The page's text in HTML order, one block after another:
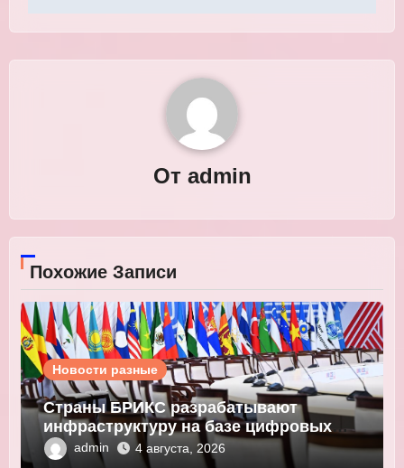
От admin
Похожие Записи
Новости разные
Страны БРИКС разрабатывают
инфраструктуру на базе цифровых
валют центробанков
admin 4 августа, 2026